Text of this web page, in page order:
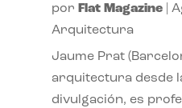
por Flat Magazine|
Arquitectura
Jaume Prat
arquitectura desde
divulgación, es